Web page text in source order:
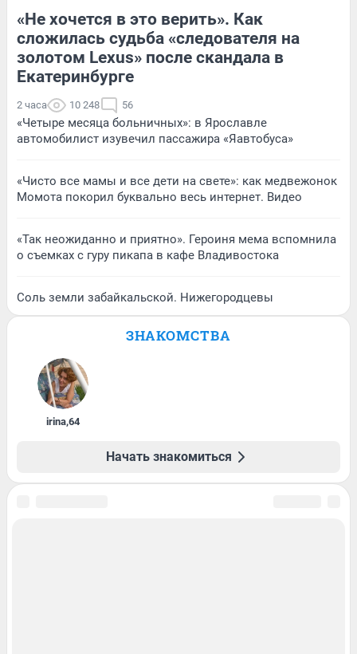
«Не хочется в это верить». Как
сложилась судьба «следователя на
золотом Lexus» после скандала в
Екатеринбурге
2 часа 10 248 56
«Четыре месяца больничных»: в Ярославле
автомобилист изувечил пассажира «Яавтобуса»
«Чисто все мамы и все дети на свете»: как медвежонок
Момота покорил буквально весь интернет. Видео
«Так неожиданно и приятно». Героиня мема вспомнила
о съемках с гуру пикапа в кафе Владивостока
Соль земли забайкальской. Нижегородцевы
ЗНАКОМСТВА
irina,64
Начать знакомиться